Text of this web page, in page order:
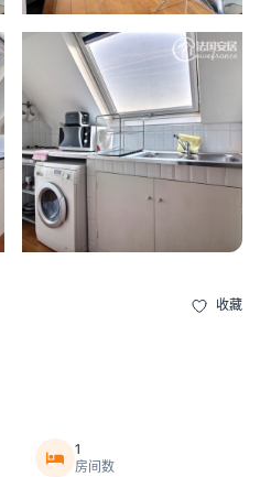
收藏
1
房间数